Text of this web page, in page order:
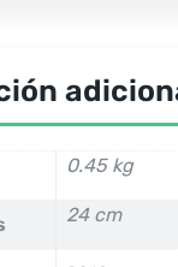
0.45 kg
24 cm